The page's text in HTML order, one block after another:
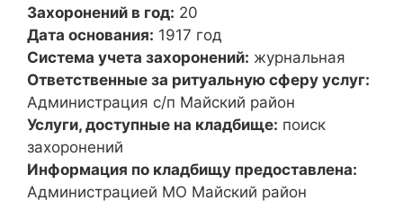
Захоронений в год: 20
Дата основания: 1917 год
Система учета захоронений: журнальная
Ответственные за ритуальную сферу услуг:
Администрация с/п Майский район
Услуги, доступные на кладбище: поиск
захоронений
Информация по кладбищу предоставлена:
Администрацией МО Майский район